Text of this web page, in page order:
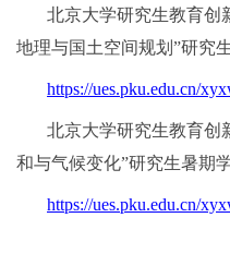
北京大学研究生教育创
地理与国土空间规划”研究
https://ues.pku.edu.cn/
北京大学研究生教育创
和与气候变化”研究生暑期
https://ues.pku.edu.cn/